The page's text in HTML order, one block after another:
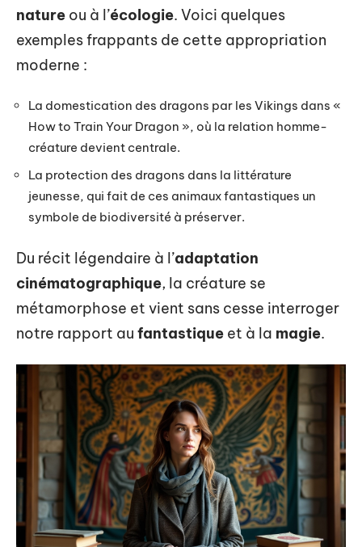
nature ou à l’écologie. Voici quelques
exemples frappants de cette appropriation
moderne :
La domestication des dragons par les Vikings dans «
How to Train Your Dragon », où la relation homme-
créature devient centrale.
La protection des dragons dans la littérature
jeunesse, qui fait de ces animaux fantastiques un
symbole de biodiversité à préserver.
Du récit légendaire à l’adaptation
cinématographique, la créature se
métamorphose et vient sans cesse interroger
notre rapport au fantastique et à la magie.